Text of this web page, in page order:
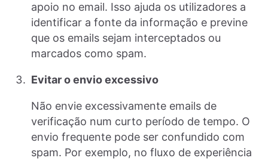
apoio no email. Isso ajuda os utilizadores a
identificar a fonte da informação e previne
que os emails sejam interceptados ou
marcados como spam.
Evitar o envio excessivo
Não envie excessivamente emails de
verificação num curto período de tempo. O
envio frequente pode ser confundido com
spam. Por exemplo, no fluxo de experiência